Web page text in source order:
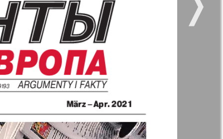
22
11
16
Zeitung Наше время
Отдых и здоровье
Рейнское время